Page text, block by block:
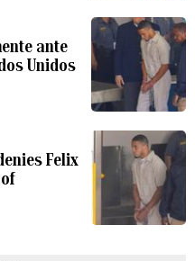
ante
Unidos
Felix